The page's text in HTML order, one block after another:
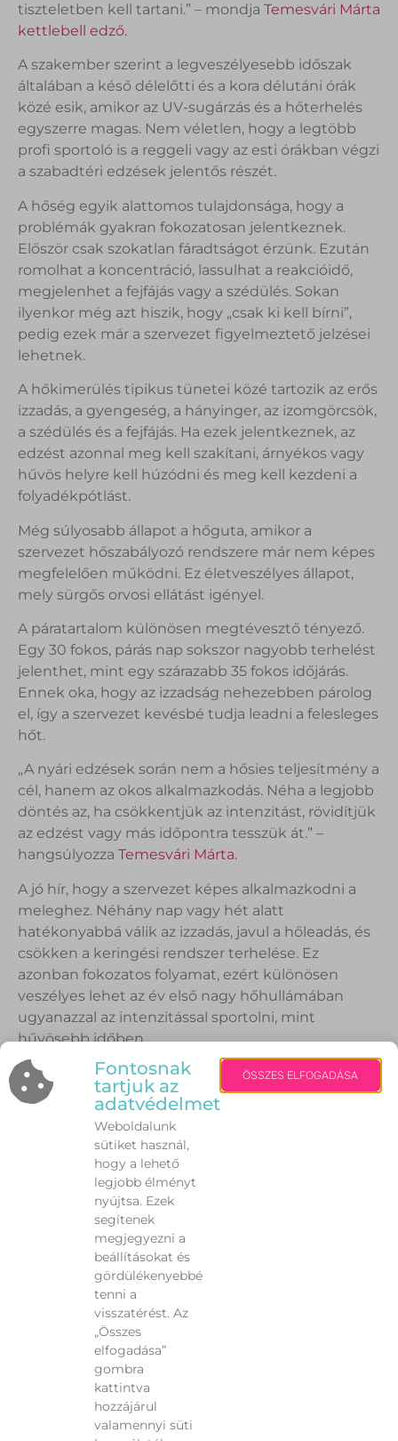
tiszteletben kell tartani.” – mondja Temesvári Márta
kettlebell edző.
A szakember szerint a legveszélyesebb időszak
általában a késő délelőtti és a kora délutáni órák
közé esik, amikor az UV-sugárzás és a hőterhelés
egyszerre magas. Nem véletlen, hogy a legtöbb
profi sportoló is a reggeli vagy az esti órákban végzi
a szabadtéri edzések jelentős részét.
A hőség egyik alattomos tulajdonsága, hogy a
problémák gyakran fokozatosan jelentkeznek.
Először csak szokatlan fáradtságot érzünk. Ezután
romolhat a koncentráció, lassulhat a reakcióidő,
megjelenhet a fejfájás vagy a szédülés. Sokan
ilyenkor még azt hiszik, hogy „csak ki kell bírni”,
pedig ezek már a szervezet figyelmeztető jelzései
lehetnek.
A hőkimerülés tipikus tünetei közé tartozik az erős
izzadás, a gyengeség, a hányinger, az izomgörcsök,
a szédülés és a fejfájás. Ha ezek jelentkeznek, az
edzést azonnal meg kell szakítani, árnyékos vagy
hűvös helyre kell húzódni és meg kell kezdeni a
folyadékpótlást.
Még súlyosabb állapot a hőguta, amikor a
szervezet hőszabályozó rendszere már nem képes
megfelelően működni. Ez életveszélyes állapot,
mely sürgős orvosi ellátást igényel.
A páratartalom különösen megtévesztő tényező.
Egy 30 fokos, párás nap sokszor nagyobb terhelést
jelenthet, mint egy szárazabb 35 fokos időjárás.
Ennek oka, hogy az izzadság nehezebben párolog
el, így a szervezet kevésbé tudja leadni a felesleges
hőt.
„A nyári edzések során nem a hősies teljesítmény a
cél, hanem az okos alkalmazkodás. Néha a legjobb
döntés az, ha csökkentjük az intenzitást, rövidítjük
az edzést vagy más időpontra tesszük át.” –
hangsúlyozza Temesvári Márta.
A jó hír, hogy a szervezet képes alkalmazkodni a
meleghez. Néhány nap vagy hét alatt
hatékonyabbá válik az izzadás, javul a hőleadás, és
csökken a keringési rendszer terhelése. Ez
azonban fokozatos folyamat, ezért különösen
veszélyes lehet az év első nagy hőhullámában
ugyanazzal az intenzitással sportolni, mint
hűvösebb időben.
A nyári sportolásnak számos előnye van. A
hosszabb nappalok, a szabad levegő és a mozgás
öröme sokakat motivál. Azonban a kánikulában a
siker nem azt jelenti, hogy mindenáron legyőzzük
a hőséget. Sokkal inkább azt, hogy
együttműködünk a saját szervezetünkkel.
A legerősebb sportoló nem az, aki figyelmen kívül
hagyja teste jelzéseit, hanem az, aki időben
meghallja őket.
Fontosnak
tartjuk az
adatvédelmet
Weboldalunk
sütiket használ,
hogy a lehető
legjobb élményt
nyújtsa. Ezek
segítenek
megjegyezni a
beállításokat és
gördülékenyebbé
tenni a
visszatérést. Az
„Összes
elfogadása”
gombra
kattintva
hozzájárul
valamennyi süti
ÖSSZES ELFOGADÁSA